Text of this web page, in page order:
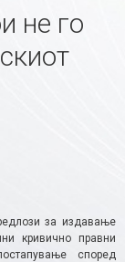
не го
за издавање
кривично правни
според